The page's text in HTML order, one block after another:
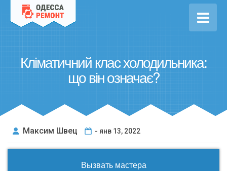
Кліматичний клас холодильника:
що він означає?
Максим Швец - янв 13, 2022
Вызвать мастера